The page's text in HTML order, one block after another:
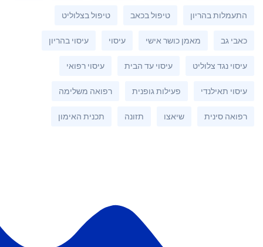
התעמלות בהריון טיפול בכאב טיפול בצלוליט
כאבי גב מאמן כושר אישי עיסוי עיסוי בהריון
עיסוי נגד צלוליט עיסוי עד הבית עיסוי רפואי
עיסוי תאילנדי פעילות גופנית רפואה משלימה
רפואה סינית שיאצו תזונה תכנית האימון